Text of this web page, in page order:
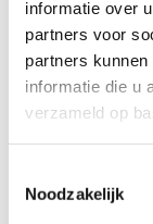
informatie over
partners voor
partners
informatie die u
verzameld op
Noodzakelijk
Bij een amputatie
amputatieniveau
weefselschade,
In het algemeen
sluiten. In dat